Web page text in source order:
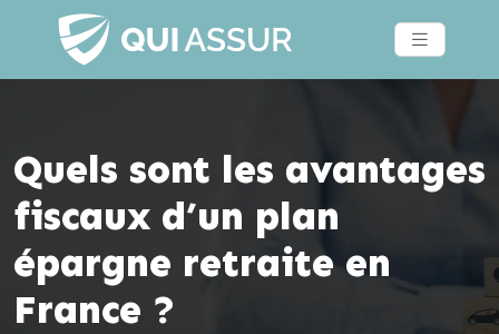
Quels sont les avantages
fiscaux d’un plan
épargne retraite en
France ?